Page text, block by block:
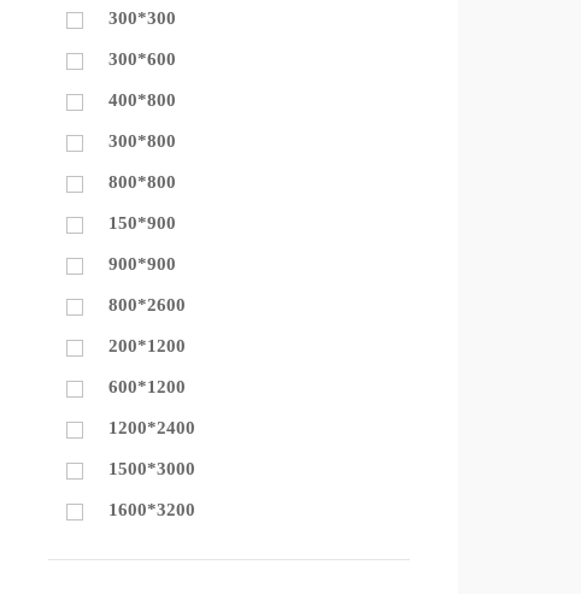
300*300
300*600
400*800
300*800
800*800
150*900
900*900
800*2600
200*1200
600*1200
1200*2400
1500*3000
1600*3200